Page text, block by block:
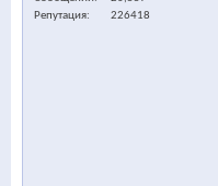
Репутация
226418